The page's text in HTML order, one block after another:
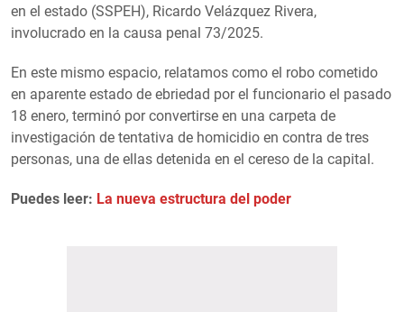
en el estado (SSPEH), Ricardo Velázquez Rivera,
involucrado en la causa penal 73/2025.
En este mismo espacio, relatamos como el robo cometido
en aparente estado de ebriedad por el funcionario el pasado
18 enero, terminó por convertirse en una carpeta de
investigación de tentativa de homicidio en contra de tres
personas, una de ellas detenida en el cereso de la capital.
Puedes leer: La nueva estructura del poder